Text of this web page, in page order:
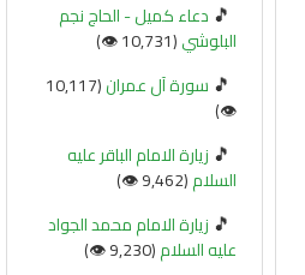
🎵 دعاء كميل - الحاج نجم
البلوشي(10,731 👁️)
🎵 سورة آل عمران (10,117
👁️)
🎵 زيارة الامام الباقر عليه
السلام(9,462 👁️)
🎵 زيارة الامام محمد الجواد
عليه السلام(9,230 👁️)